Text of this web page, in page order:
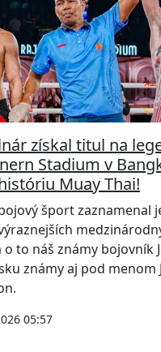
získal titul na
Stadium v
Muay Thai!
šport zaznamenal
o to náš známy bojovník
známy aj pod menom
05:57